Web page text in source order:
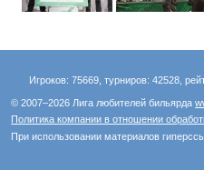
Игроков: 75669, турниров: 42528,
© 2007–2026 Лига любителей бильярда
Политика компании в отношении
При использовании материалов